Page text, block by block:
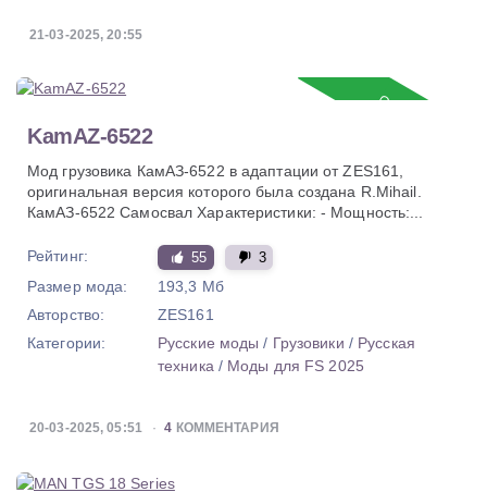
21-03-2025, 20:55
KamAZ-6522
Мод грузовика КамАЗ-6522 в адаптации от ZES161,
оригинальная версия которого была создана R.Mihail.
КамАЗ-6522 Самосвал Характеристики: - Мощность:...
Рейтинг: 55 3
Размер мода:
193,3 Мб
Авторство:
ZES161
Категории:
Русские моды / Грузовики / Русская
техника / Моды для FS 2025
20-03-2025, 05:51 4 КОММЕНТАРИЯ